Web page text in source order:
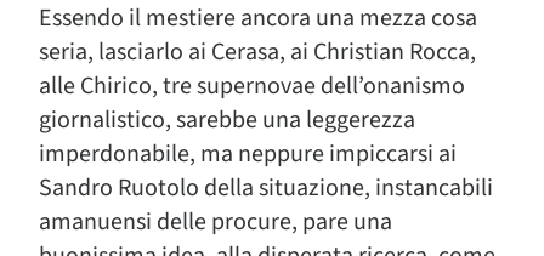
Essendo il mestiere ancora una mezza cosa
seria, lasciarlo ai Cerasa, ai Christian Rocca,
alle Chirico, tre supernovae dell’onanismo
giornalistico, sarebbe una leggerezza
imperdonabile, ma neppure impiccarsi ai
Sandro Ruotolo della situazione, instancabili
amanuensi delle procure, pare una